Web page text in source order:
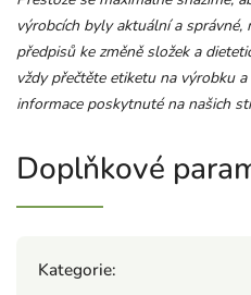
výrobcích byly aktuální a
předpisů ke změně složek a
vždy přečtěte etiketu na výrobku
informace poskytnuté na našich
Doplňkové
Kategorie: